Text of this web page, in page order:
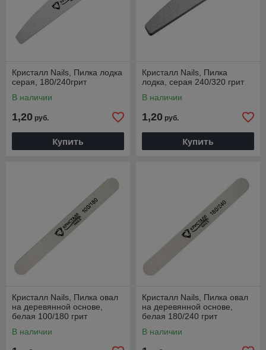
Кристалл Nails, Пилка лодка
серая, 180/240грит
В наличии
1,20 руб.
Купить
Кристалл Nails, Пилка
лодка, серая 240/320 грит
В наличии
1,20 руб.
Купить
Кристалл Nails, Пилка овал
на деревянной основе,
белая 100/180 грит
В наличии
Кристалл Nails, Пилка овал
на деревянной основе,
белая 180/240 грит
В наличии